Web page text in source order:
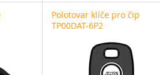
Polotovar klíče pro čip
TP00DAT-6P2